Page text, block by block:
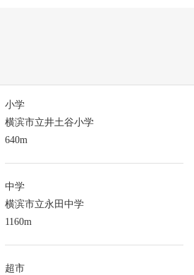
小学
横滨市立井土谷小学
640m
中学
横滨市立永田中学
1160m
超市